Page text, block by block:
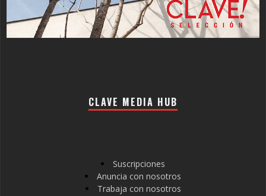
CLAVE MEDIA HUB
Suscripciones
Anuncia con nosotros
Trabaja con nosotros